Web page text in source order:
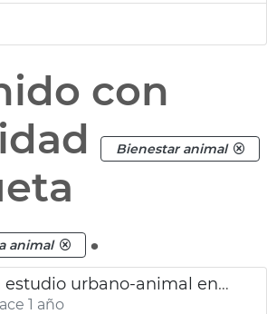
con
Bienestar animal
animal .
Primer gran estudio urbano-animal en Vlc
1 año